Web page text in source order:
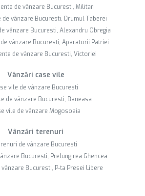
de vânzare Bucuresti, Militari
de vânzare Bucuresti, Drumul Taberei
vânzare Bucuresti, Alexandru Obregia
vânzare Bucuresti, Aparatorii Patriei
de vânzare Bucuresti, Victoriei
Vânzări case vile
vile de vânzare Bucuresti
de vânzare Bucuresti, Baneasa
vile de vânzare Mogosoaia
Vânzări terenuri
de vânzare Bucuresti
Bucuresti, Prelungirea Ghencea
Bucuresti, P-ta Presei Libere